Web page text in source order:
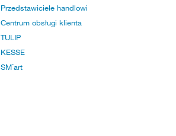
Przedstawiciele handlowi
Centrum obsługi klienta
TULIP
KESSE
SM´art